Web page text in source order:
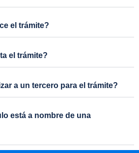
el trámite?
el trámite?
a un tercero para el trámite?
está a nombre de una